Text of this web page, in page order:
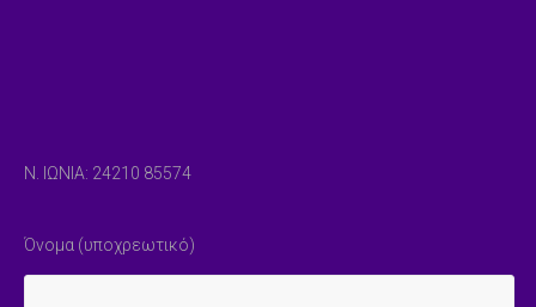
Ν. ΙΩΝΙΑ: 24210 85574
Όνομα (υποχρεωτικό)